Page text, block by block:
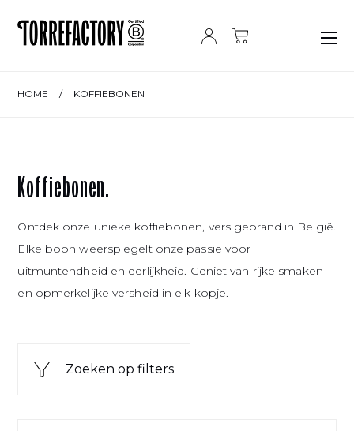
HOME / KOFFIEBONEN
Koffiebonen.
Ontdek onze unieke koffiebonen, vers gebrand in België.
Elke boon weerspiegelt onze passie voor
uitmuntendheid en eerlijkheid. Geniet van rijke smaken
en opmerkelijke versheid in elk kopje.
Zoeken op filters